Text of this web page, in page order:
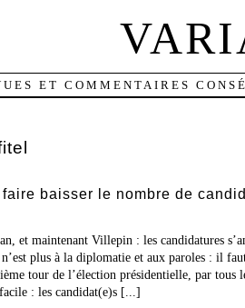
ET COMMENTAIRES
faire baisser le nombre de
et maintenant Villepin : les candidatures
plus à la diplomatie et aux paroles : il
tour de l’élection présidentielle, par tous
: les candidat(e)s [...]